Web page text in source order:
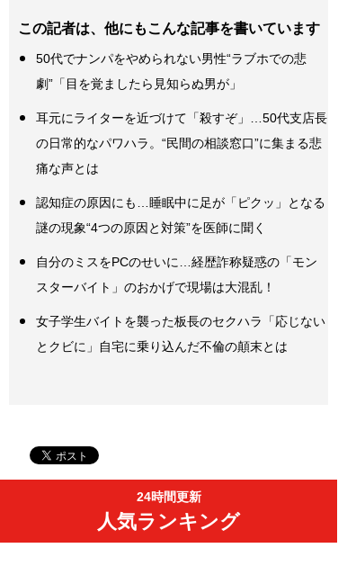
この記者は、他にもこんな記事を書いています
50代でナンパをやめられない男性“ラブホでの悲
劇”「目を覚ましたら見知らぬ男が」
耳元にライターを近づけて「殺すぞ」…50代支店長
の日常的なパワハラ。“民間の相談窓口”に集まる悲
痛な声とは
認知症の原因にも…睡眠中に足が「ピクッ」となる
謎の現象“4つの原因と対策”を医師に聞く
自分のミスをPCのせいに…経歴詐称疑惑の「モン
スターバイト」のおかげで現場は大混乱！
女子学生バイトを襲った板長のセクハラ「応じない
とクビに」自宅に乗り込んだ不倫の顛末とは
24時間更新
人気ランキング